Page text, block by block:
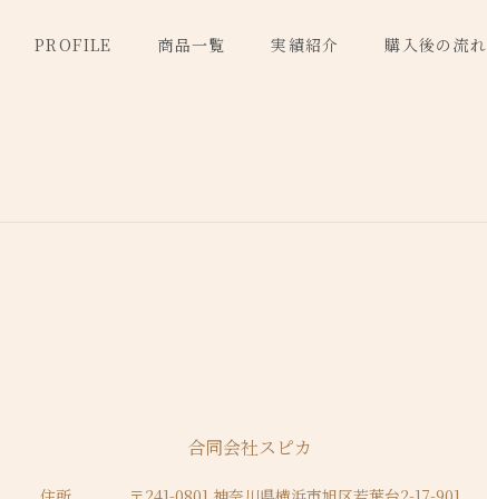
PROFILE 商品一覧 実績紹介 購入後の流れ
合同会社スピカ